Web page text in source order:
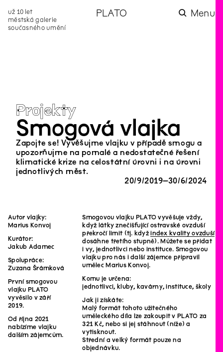
už 10 let
městská galerie
současného umění
PLATO Menu
Projekty
Smogová vlajka
Zapojte se! Vyvěšujme vlajku v případě smogu a
upozorňujme na pomalé a nedostatečné řešení
klimatické krize na celostátní úrovni i na úrovni
jednotlivých měst.
20/9/2019–30/6/2024
Autor vlajky:
Marius Konvoj
Kurátor:
Jakub Adamec
Spolupráce:
Zuzana Šrámková
První smogovou
vlajku PLATO
vyvěsilo v září
2019.
Od října 2021
nabízíme vlajku
dalším zájemcům.
Smogovou vlajku PLATO vyvěšuje vždy,
když látky znečišťující ostravské ovzduší
překročí limit (tj. kdyžindex kvality ovzduší
dosáhne třetího stupně). Můžete se přidat
i vy, jednotlivci nebo instituce. Smogovou
vlajku pro nás i další zájemce připravil
umělec Marius Konvoj.
Komu je určena:
jednotlivci, kluby, kavárny, instituce, školy
Jak ji získáte:
Malý formát tohoto užitečného
uměleckého díla lze zakoupit v PLATO za
321 Kč, nebo si jej stáhnout (níže) a
vytisknout.
Střední a velký formát pouze na
objednávku.